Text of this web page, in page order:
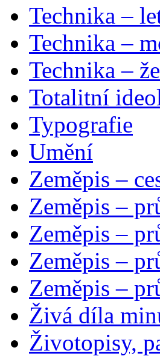
Technika –
Technika –
Technika –
Totalitní
Typografie
Umění
Zeměpis –
Zeměpis –
Zeměpis –
Zeměpis –
Zeměpis –
Živá díla
Životopisy,